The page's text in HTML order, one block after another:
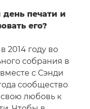
печати и
его?
2014 году во
собрания в
с Сэнди
сообщество
любовь к